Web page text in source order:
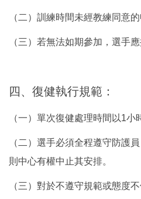
（二）訓練時間未經教練同意
（三）若無法如期參加，選手
四、復健執行規範：
（一）單次復健處理時間以1小
（二）選手必須全程遵守防護
則中心有權中止其安排。
（三）對於不遵守規範或態度